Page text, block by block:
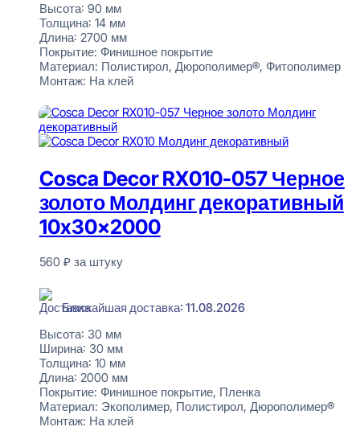
Высота: 90 мм
Толщина: 14 мм
Длина: 2700 мм
Покрытие: Финишное покрытие
Материал: Полистирол, Дюрополимер®, Фитополимер
Монтаж: На клей
Cosca Decor RX010-057 Черное
золото Молдинг декоративный
10x30x2000
560 ₽ за штуку
Ближайшая доставка: 11.08.2026
Высота: 30 мм
Ширина: 30 мм
Толщина: 10 мм
Длина: 2000 мм
Покрытие: Финишное покрытие, Пленка
Материал: Экополимер, Полистирол, Дюрополимер®
Монтаж: На клей